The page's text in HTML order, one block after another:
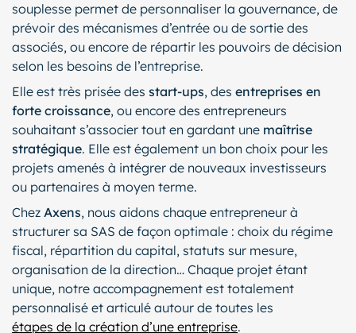
souplesse permet de personnaliser la gouvernance, de
prévoir des mécanismes d’entrée ou de sortie des
associés, ou encore de répartir les pouvoirs de décision
selon les besoins de l’entreprise.
Elle est très prisée des start-ups, des entreprises en
forte croissance, ou encore des entrepreneurs
souhaitant s’associer tout en gardant une maîtrise
stratégique. Elle est également un bon choix pour les
projets amenés à intégrer de nouveaux investisseurs
ou partenaires à moyen terme.
Chez Axens, nous aidons chaque entrepreneur à
structurer sa SAS de façon optimale : choix du régime
fiscal, répartition du capital, statuts sur mesure,
organisation de la direction… Chaque projet étant
unique, notre accompagnement est totalement
personnalisé et articulé autour de toutes les
étapes de la création d’une entreprise.